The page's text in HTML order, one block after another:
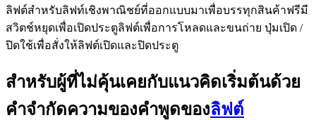
ลิฟต์สำหรับลิฟท์เชิงพาณิชย์ที่ออกแบบมาเพื่อบรรทุกสินค้าฟรีมี
สวิตช์หยุดเพื่อเปิดประตูลิฟต์เพื่อการโหลดและขนถ่าย ปุ่มเปิด /
ปิดใช้เพื่อสั่งให้ลิฟต์เปิดและปิดประตู
สำหรับผู้ที่ไม่คุ้นเคยกับแนวคิดเริ่มต้นด้วย
คำจำกัดความของคำพูดของลิฟต์